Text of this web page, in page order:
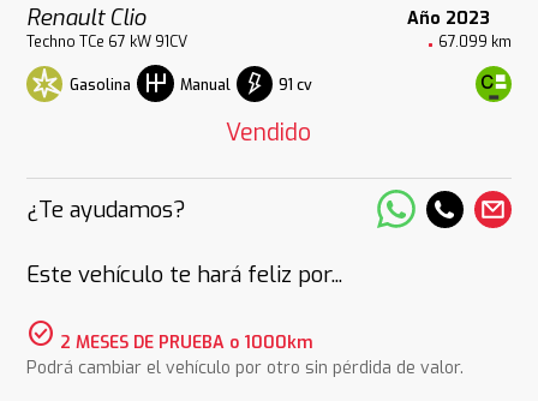
Renault Clio Año 2023
Techno TCe 67 kW 91CV 67.099 km
Gasolina Manual 91 cv
Vendido
¿Te ayudamos?
Este vehículo te hará feliz por...
check_circle 2 MESES DE PRUEBA o 1000km
Podrá cambiar el vehículo por otro sin pérdida de valor.